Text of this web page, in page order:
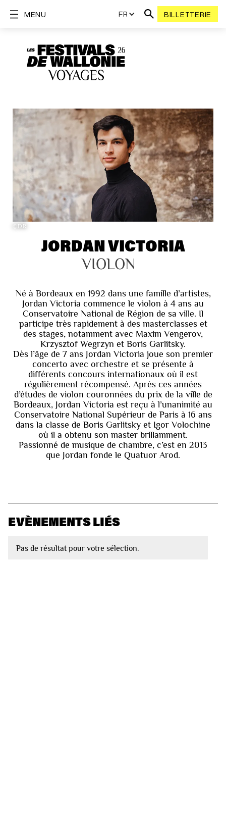
FR BILLETTERIE
MENU
©DR
JORDAN VICTORIA
VIOLON
Né à Bordeaux en 1992 dans une famille d’artistes,
Jordan Victoria commence le violon à 4 ans au
Conservatoire National de Région de sa ville. Il
participe très rapidement à des masterclasses et
des stages, notamment avec Maxim Vengerov,
Krzysztof Wegrzyn et Boris Garlitsky.
Dès l’âge de 7 ans Jordan Victoria joue son premier
concerto avec orchestre et se présente à
différents concours internationaux où il est
régulièrement récompensé. Après ces années
d’études de violon couronnées du prix de la ville de
Bordeaux, Jordan Victoria est reçu à l’unanimité au
Conservatoire National Supérieur de Paris à 16 ans
dans la classe de Boris Garlitsky et Igor Volochine
où il a obtenu son master brillamment.
Passionné de musique de chambre, c’est en 2013
que Jordan fonde le Quatuor Arod.
EVÈNEMENTS LIÉS
Pas de résultat pour votre sélection.